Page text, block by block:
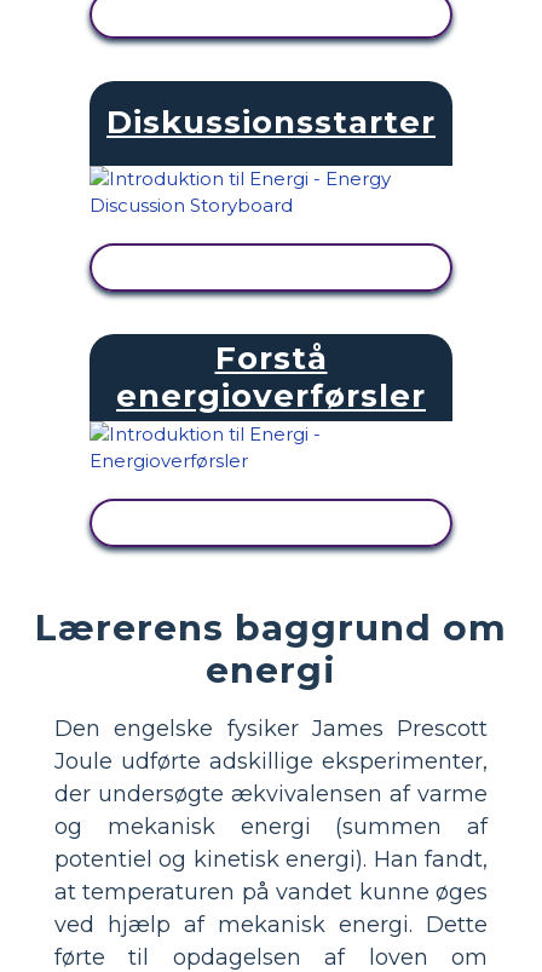
Diskussionsstarter
Forstå
energioverførsler
Lærerens baggrund om
energi
Den engelske fysiker James Prescott
Joule udførte adskillige eksperimenter,
der undersøgte ækvivalensen af varme
og mekanisk energi (summen af
potentiel og kinetisk energi). Han fandt,
at temperaturen på vandet kunne øges
ved hjælp af mekanisk energi. Dette
førte til opdagelsen af loven om